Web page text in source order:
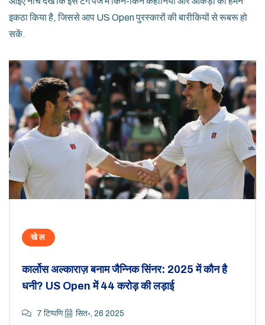
इकठा किया है, जिससे आप US Open पुरस्कारों की बारीकियों से रूबरू हो
सकें.
खेल
कार्लोस अल्काराज़ बनाम जैन्निक सिंनर: 2025 में कौन है
धनी? US Open में 44 करोड़ की लड़ाई
7 टिप्पणि सित॰, 26 2025